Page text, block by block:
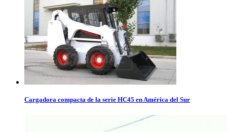
Cargadora compacta de la serie HC45 en América del Sur